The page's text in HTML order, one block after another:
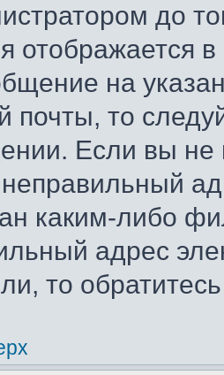
до
отображается
на
почты, то
Если вы
каким-либо
адрес
то